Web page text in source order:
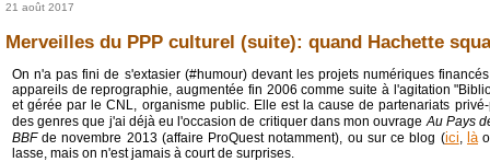
21 août 2017
Merveilles du PPP culturel (suite): quand Hachette
On n'a pas fini de s'extasier (#humour) devant les projets numériques
appareils de reprographie, augmentée fin 2006 comme suite à l'agitation
et gérée par le CNL, organisme public. Elle est la cause de partenariats
des genres que j'ai déjà eu l'occasion de critiquer dans mon ouvrageAu Pays
BBFde novembre 2013 (affaire ProQuest notamment), ou sur ce blog (ici, là
lasse, mais on n'est jamais à court de surprises.